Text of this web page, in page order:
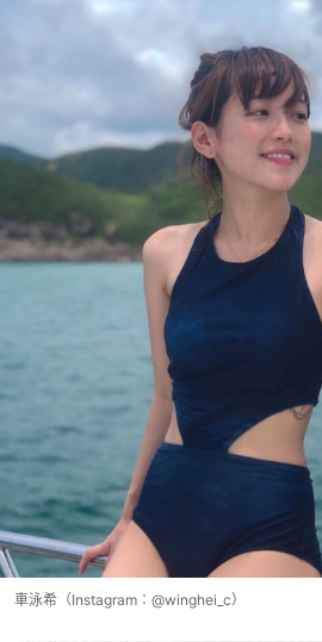
車泳希（Instagram：@winghei_c）